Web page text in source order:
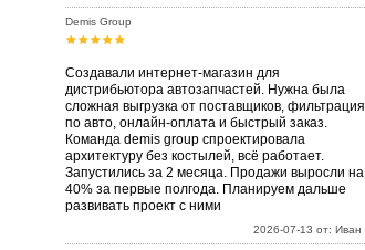
Demis Group
Создавали интернет-магазин для
дистрибьютора автозапчастей. Нужна была
сложная выгрузка от поставщиков, фильтрация
по авто, онлайн-оплата и быстрый заказ.
Команда demis group спроектировала
архитектуру без костылей, всё работает.
Запустились за 2 месяца. Продажи выросли на
40% за первые полгода. Планируем дальше
развивать проект с ними
2026-07-13 от: Иван